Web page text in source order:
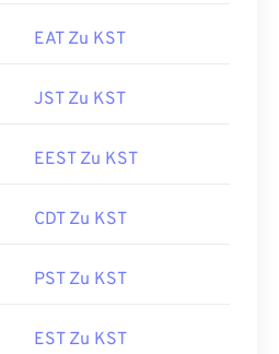
EAT Zu KST
JST Zu KST
EEST Zu KST
CDT Zu KST
PST Zu KST
EST Zu KST